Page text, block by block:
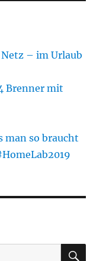
– im Urlaub
Brenner mit
man so braucht